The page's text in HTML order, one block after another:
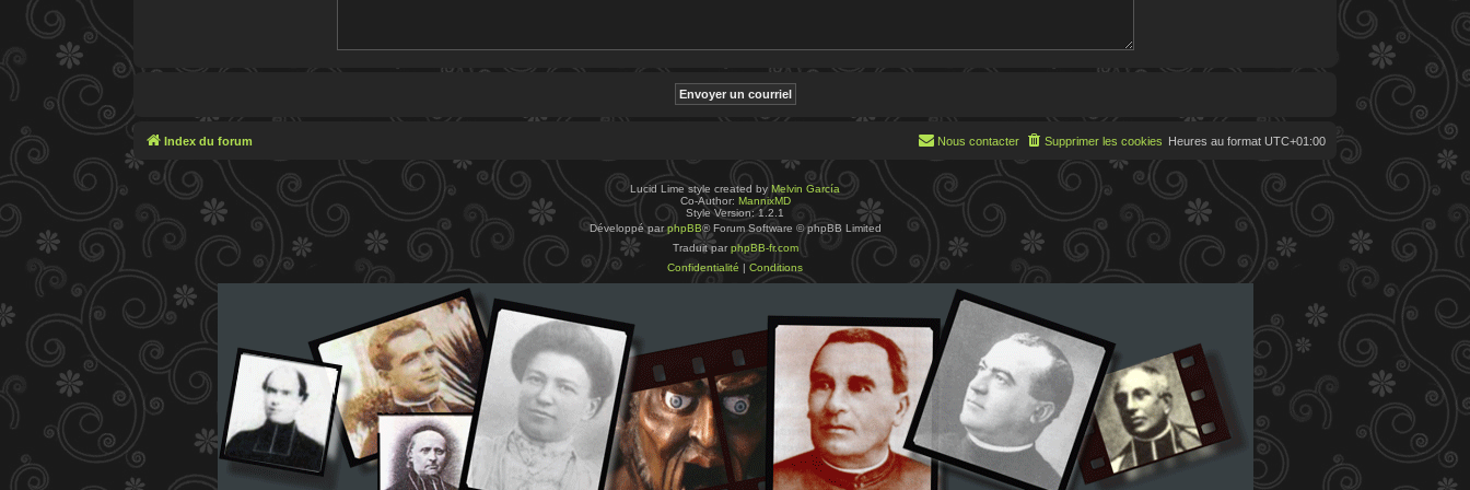
Index du forum Heures au format UTC+01:00
Supprimer les cookies
Nous contacter
Lucid Lime style created by Melvin García
Co-Author: MannixMD
Style Version: 1.2.1
Développé parphpBB® Forum Software © phpBB Limited
Traduit par phpBB-fr.com
Confidentialité | Conditions